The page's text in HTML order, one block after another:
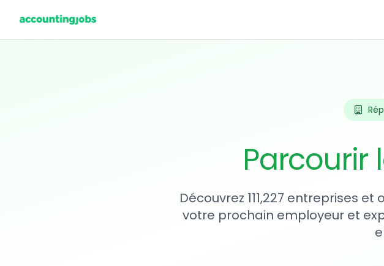
Parcourir
Découvrez 111,227 entreprises
votre prochain employeur et